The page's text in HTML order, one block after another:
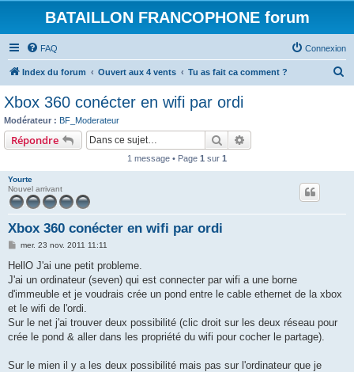
BATAILLON FRANCOPHONE forum
FAQ Connexion
Index du forum Ouvert aux 4 vents Tu as fait ca comment ?
Xbox 360 conécter en wifi par ordi
Modérateur : BF_Moderateur
Répondre Rechercher
1 message • Page 1 sur 1
Yourte
Nouvel arrivant
Xbox 360 conécter en wifi par ordi
M
s
a
g
mer. 23 nov. 2011 11:11
HellO J'ai une petit probleme.
J'ai un ordinateur (seven) qui est connecter par wifi a une borne
d'immeuble et je voudrais crée un pond entre le cable ethernet de la xbox
et le wifi de l'ordi.
Sur le net j'ai trouver deux possibilité (clic droit sur les deux réseau pour
crée le pond & aller dans les propriété du wifi pour cocher le partage).
Sur le mien il y a les deux possibilité mais pas sur l'ordinateur que je